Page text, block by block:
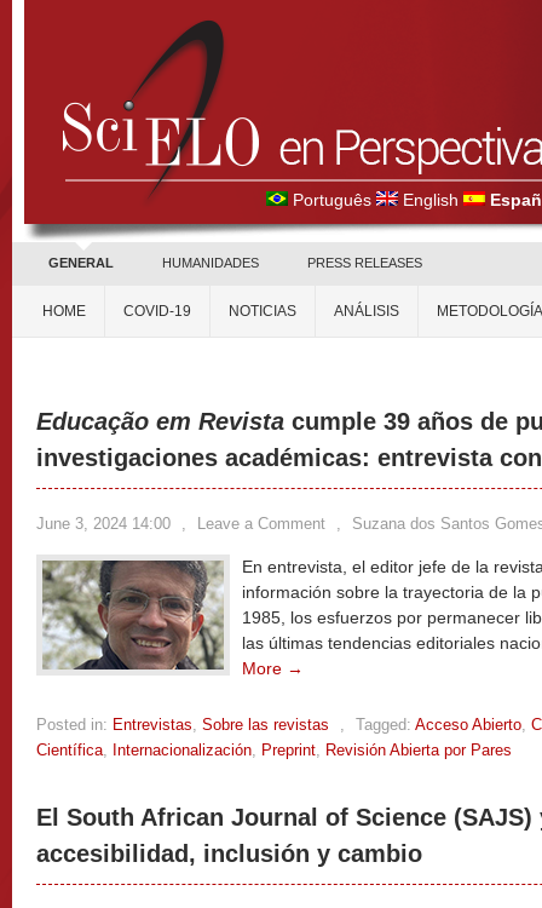
Português English
GENERAL HUMANIDADES PRESS RELEASES
HOME COVID-19 NOTICIAS ANÁLISIS METODOLOGÍA
Educação em Revista cumple 39 años de
investigaciones académicas: entrevista
June 3, 2024 14:00 , Leave a Comment , Suzana dos Santos
En entrevista, el editor jefe de la
información sobre la trayectoria de la
1985, los esfuerzos por permanecer
las últimas tendencias editoriales
More →
Posted in: Entrevistas, Sobre las revistas , Tagged: Acceso Abierto,
Científica, Internacionalización, Preprint, Revisión Abierta por Pares
El South African Journal of Science
accesibilidad, inclusión y cambio